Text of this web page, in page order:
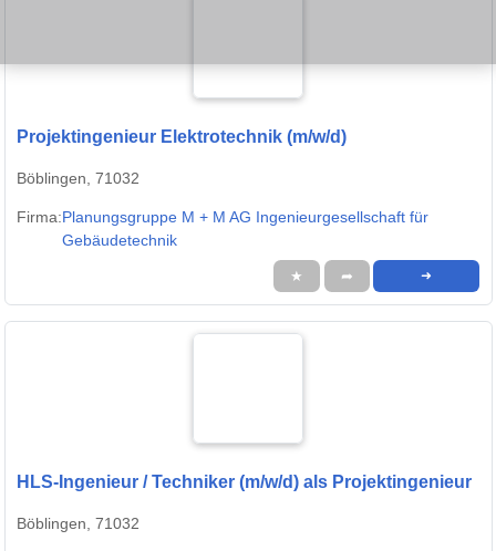
Projektingenieur Elektrotechnik (m/w/d)
Böblingen, 71032
Firma:Planungsgruppe M + M AG Ingenieurgesellschaft für
Gebäudetechnik
★ ➦ ➜
HLS-Ingenieur / Techniker (m/w/d) als Projektingenieur
Böblingen, 71032